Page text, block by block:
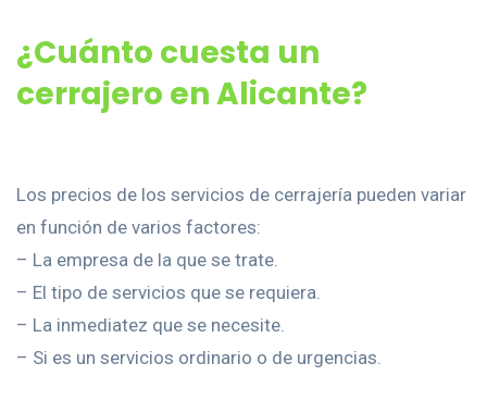
¿Cuánto cuesta un
cerrajero en Alicante?
Los precios de los servicios de cerrajería pueden variar
en función de varios factores:
– La empresa de la que se trate.
– El tipo de servicios que se requiera.
– La inmediatez que se necesite.
– Si es un servicios ordinario o de urgencias.